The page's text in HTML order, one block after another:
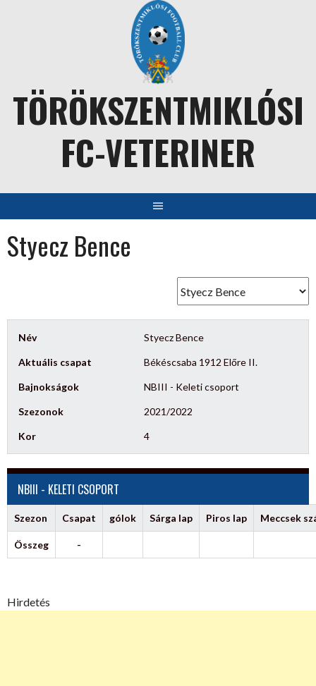
TÖRÖKSZENTMIKLÓSI
FC-VETERINER
Styecz Bence
Név Styecz Bence
Aktuális csapat Békéscsaba 1912 Előre II.
Bajnokságok NBIII - Keleti csoport
Szezonok 2021/2022
Kor 4
NBIII - KELETI CSOPORT
Szezon Csapat gólok Sárga lap Piros lap Meccsek
Összeg -
Hirdetés